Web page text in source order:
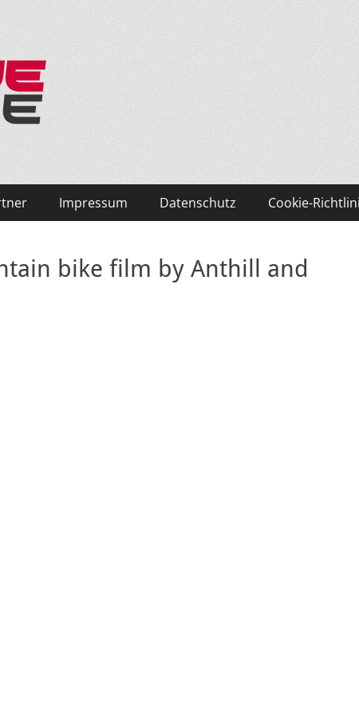
Impressum Datenschutz Cookie-
bike film by Anthill and